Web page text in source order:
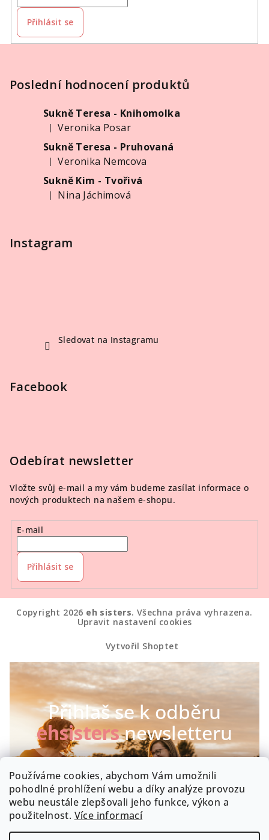
Používáme cookies, abychom Vám umožnili
pohodlné prohlížení webu a díky analýze provozu
webu neustále zlepšovali jeho funkce, výkon a
použitelnost. Více informací
Přihlásit se
Poslední hodnocení produktů
Sukně Teresa - Knihomolka
Hodnocení produktu je 5 z 5 hvězdiček.
|
Veronika Posar
Sukně Teresa - Pruhovaná
Hodnocení produktu je 5 z 5 hvězdiček.
|
Veronika Nemcova
Sukně Kim - Tvořivá
Hodnocení produktu je 5 z 5 hvězdiček.
| Nina Jáchimová
Instagram
Sledovat na Instagramu
Facebook
Odebírat newsletter
Vložte svůj e-mail a my vám budeme zasílat informace o
nových produktech na našem e-shopu.
E-mail
Přihlásit se
Copyright 2026 eh sisters. Všechna práva vyhrazena.
Upravit nastavení cookies
Vytvořil Shoptet
Přihlaš se k odběru
ehsistersnewsletteru
Chceš být první, kdo se dozví o našich novinkách a
speciálních akcích? Máme radost :-)
Byla by škoda, kdyby zrovna Tobě něco uniklo!